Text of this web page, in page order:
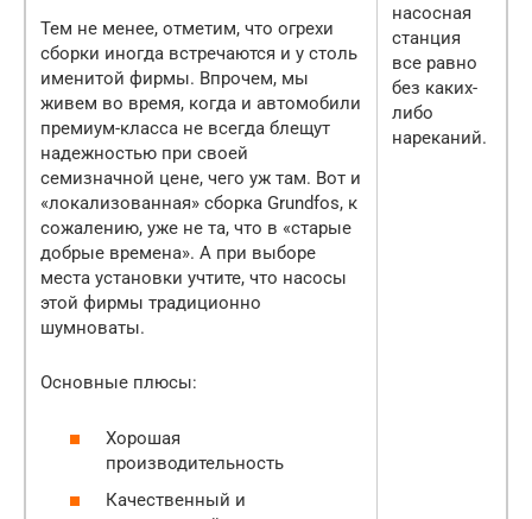
Тем не менее, отметим, что огрехи
сборки иногда встречаются и у столь
именитой фирмы. Впрочем, мы
живем во время, когда и автомобили
премиум-класса не всегда блещут
надежностью при своей
семизначной цене, чего уж там. Вот и
«локализованная» сборка Grundfos, к
сожалению, уже не та, что в «старые
добрые времена». А при выборе
места установки учтите, что насосы
этой фирмы традиционно
шумноваты.
Основные плюсы:
Хорошая
производительность
Качественный и
насосная
станция
все равно
без каких-
либо
нареканий.